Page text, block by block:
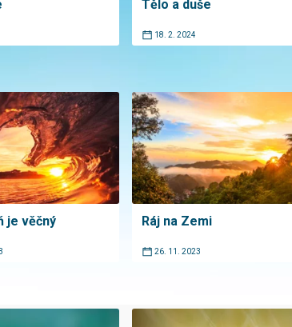
Tělo a duše
18. 2. 2024
je věčný Ráj na Zemi
26. 11. 2023